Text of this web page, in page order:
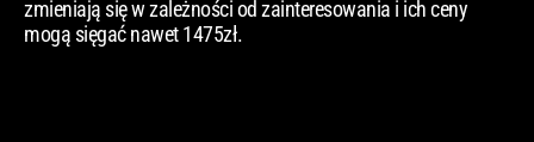
zmieniają się w zależności od zainteresowania i ich ceny
mogą sięgać nawet 1475zł.